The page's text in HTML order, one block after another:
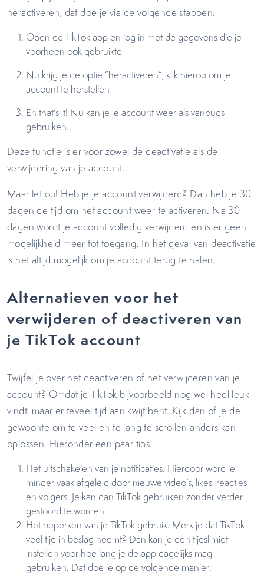
heractiveren, dat doe je via de volgende stappen:
Open de TikTok app en log in met de gegevens die je
voorheen ook gebruikte
Nu krijg je de optie “heractiveren”, klik hierop om je
account te herstellen
En that’s it! Nu kan je je account weer als vanouds
gebruiken.
Deze functie is er voor zowel de deactivatie als de
verwijdering van je account.
Maar let op! Heb je je account verwijderd? Dan heb je 30
dagen de tijd om het account weer te activeren. Na 30
dagen wordt je account volledig verwijderd en is er geen
mogelijkheid meer tot toegang. In het geval van deactivatie
is het altijd mogelijk om je account terug te halen.
Alternatieven voor het
verwijderen of deactiveren van
je TikTok account
Twijfel je over het deactiveren of het verwijderen van je
account? Omdat je TikTok bijvoorbeeld nog wel heel leuk
vindt, maar er teveel tijd aan kwijt bent. Kijk dan of je de
gewoonte om te veel en te lang te scrollen anders kan
oplossen. Hieronder een paar tips.
Het uitschakelen van je notificaties. Hierdoor word je
minder vaak afgeleid door nieuwe video’s, likes, reacties
en volgers. Je kan dan TikTok gebruiken zonder verder
gestoord te worden.
Het beperken van je TikTok gebruik. Merk je dat TikTok
veel tijd in beslag neemt? Dan kan je een tijdslimiet
instellen voor hoe lang je de app dagelijks mag
gebruiken. Dat doe je op de volgende manier: